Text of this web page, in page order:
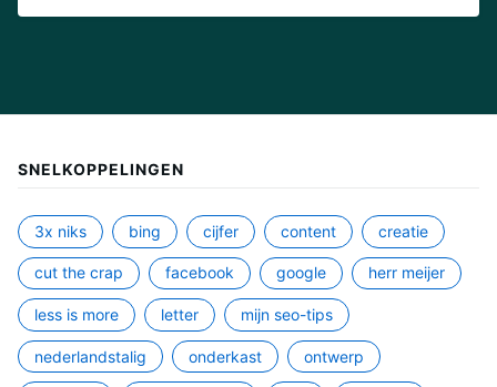
SNELKOPPELINGEN
3x niks bing cijfer content creatie
cut the crap facebook google herr meijer
less is more letter mijn seo-tips
nederlandstalig onderkast ontwerp